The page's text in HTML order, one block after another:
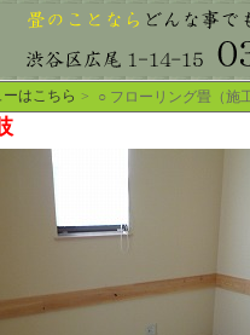
はこちら > ○ フローリング畳（施